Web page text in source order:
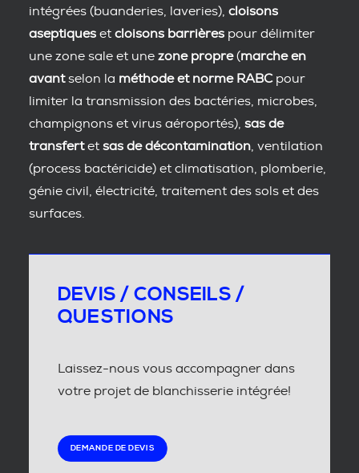
intégrées (buanderies, laveries), cloisons
aseptiques et cloisons barrières pour délimiter
une zone sale et une zone propre(marche en
avantselon la méthode et norme RABCpour
limiter la transmission des bactéries, microbes,
champignons et virus aéroportés), sas de
transfertet sas de décontamination , ventilation
(process bactéricide) et climatisation, plomberie,
génie civil, électricité, traitement des sols et des
surfaces.
DEVIS / CONSEILS /
QUESTIONS
Laissez-nous vous accompagner dans
votre projet de blanchisserie intégrée!
DEMANDE DE DEVIS